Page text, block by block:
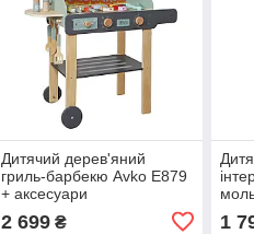
Дитячий дерев'яний
гриль-барбекю Avko Е879
+ аксесуари
2 699₴ 1